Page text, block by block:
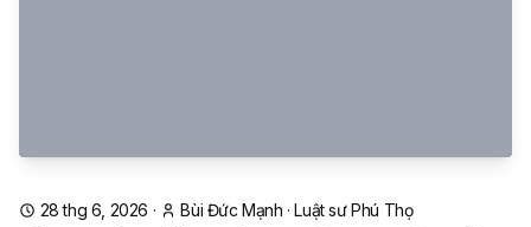
28 thg 6, 2026 · Bùi Đức Mạnh ·Luật sư Phú Thọ